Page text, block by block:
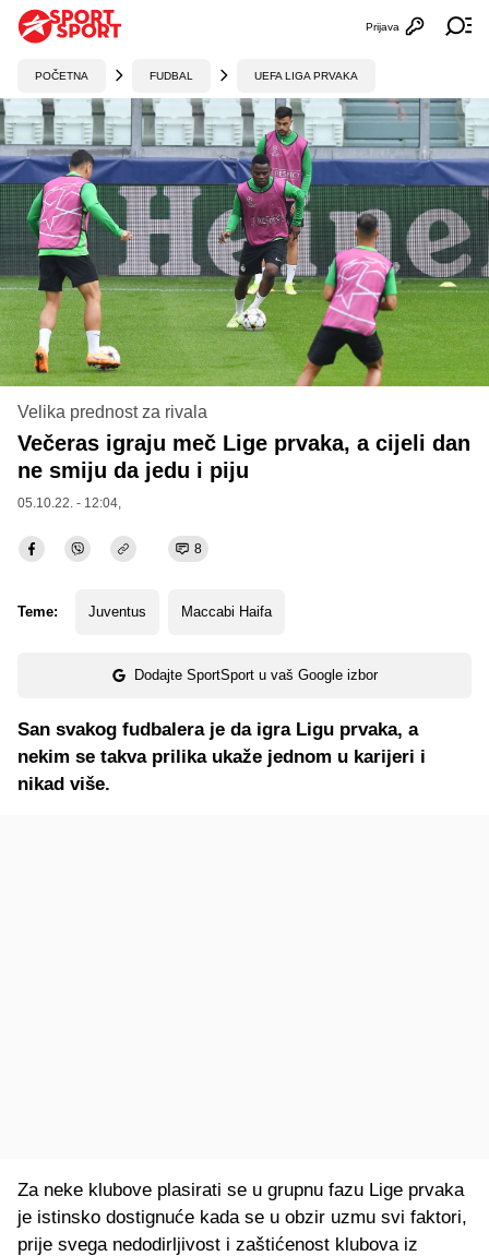
Otvori
Prijava
POČETNA FUDBAL UEFA LIGA PRVAKA
Velika prednost za rivala
Večeras igraju meč Lige prvaka, a cijeli dan
ne smiju da jedu i piju
05.10.22. - 12:04,
8
Teme: Juventus Maccabi Haifa
Dodajte SportSport u vaš Google izbor
San svakog fudbalera je da igra Ligu prvaka, a
nekim se takva prilika ukaže jednom u karijeri i
nikad više.
Za neke klubove plasirati se u grupnu fazu Lige prvaka
je istinsko dostignuće kada se u obzir uzmu svi faktori,
prije svega nedodirljivost i zaštićenost klubova iz